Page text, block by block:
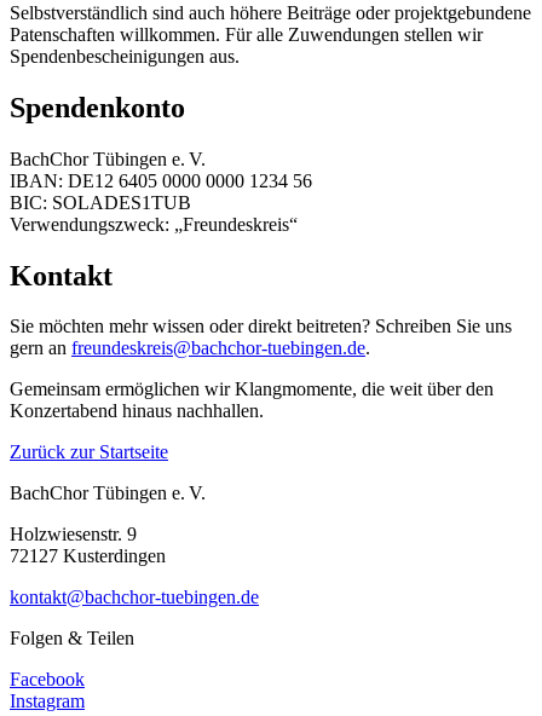
Selbstverständlich sind auch höhere Beiträge oder projektgebundene
Patenschaften willkommen. Für alle Zuwendungen stellen wir
Spendenbescheinigungen aus.
Spendenkonto
BachChor Tübingen e. V.
IBAN: DE12 6405 0000 0000 1234 56
BIC: SOLADES1TUB
Verwendungszweck: „Freundeskreis“
Kontakt
Sie möchten mehr wissen oder direkt beitreten? Schreiben Sie uns
gern an freundeskreis@bachchor-tuebingen.de.
Gemeinsam ermöglichen wir Klangmomente, die weit über den
Konzertabend hinaus nachhallen.
Zurück zur Startseite
BachChor Tübingen e. V.
Holzwiesenstr. 9
72127 Kusterdingen
kontakt@bachchor-tuebingen.de
Folgen & Teilen
Facebook
Instagram